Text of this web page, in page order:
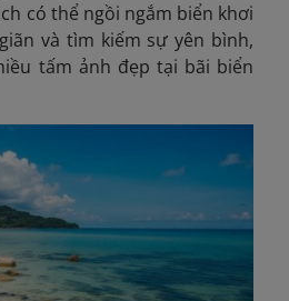
có thể ngồi ngắm biển khơi
và tìm kiếm sự yên bình,
tấm ảnh đẹp tại bãi biển